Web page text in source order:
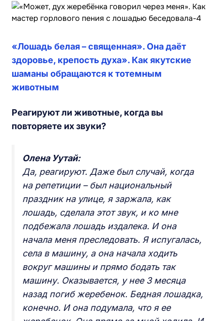
«Лошадь белая – священная». Она даёт
здоровье, крепость духа». Как якутские
шаманы обращаются к тотемным
животным
Реагируют ли животные, когда вы
повторяете их звуки?
Олена Уутай:
Да, реагируют. Даже был случай, когда
на репетиции – был национальный
праздник на улице, я заржала, как
лошадь, сделала этот звук, и ко мне
подбежала лошадь издалека. И она
начала меня преследовать. Я испугалась,
села в машину, а она начала ходить
вокруг машины и прямо бодать так
машину. Оказывается, у нее 3 месяца
назад погиб жеребенок. Бедная лошадка,
конечно. И она подумала, что я ее